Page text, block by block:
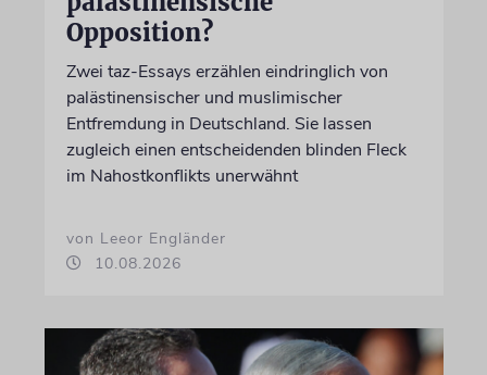
Opposition?
Zwei taz-Essays erzählen eindringlich von
palästinensischer und muslimischer
Entfremdung in Deutschland. Sie lassen
zugleich einen entscheidenden blinden Fleck
im Nahostkonflikts unerwähnt
von Leeor Engländer
10.08.2026